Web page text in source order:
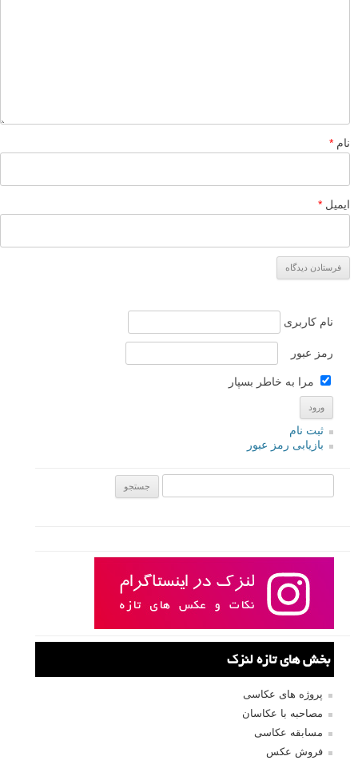
نام *
ایمیل *
نام کاربری
رمز عبور
مرا به خاطر بسپار
ثبت نام
بازیابی رمز عبور
بخش های تازه لنزک
پروژه های عکاسی
مصاحبه با عکاسان
مسابقه عکاسی
فروش عکس